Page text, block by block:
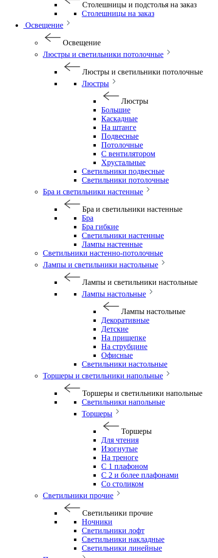
Столешницы и подстолья на заказ
Столешницы на заказ
Освещение
Освещение
Люстры и светильники потолочные
Люстры и светильники потолочные
Люстры
Люстры
Большие
Каскадные
На штанге
Подвесные
Потолочные
С вентилятором
Хрустальные
Светильники подвесные
Светильники потолочные
Бра и светильники настенные
Бра и светильники настенные
Бра
Бра гибкие
Светильники настенные
Лампы настенные
Светильники настенно-потолочные
Лампы и светильники настольные
Лампы и светильники настольные
Лампы настольные
Лампы настольные
Декоративные
Детские
На прищепке
На струбцине
Офисные
Светильники настольные
Торшеры и светильники напольные
Торшеры и светильники напольные
Светильники напольные
Торшеры
Торшеры
Для чтения
Изогнутые
На треноге
С 1 плафоном
С 2 и более плафонами
Со столиком
Светильники прочие
Светильники прочие
Ночники
Светильники лофт
Светильники накладные
Светильники линейные